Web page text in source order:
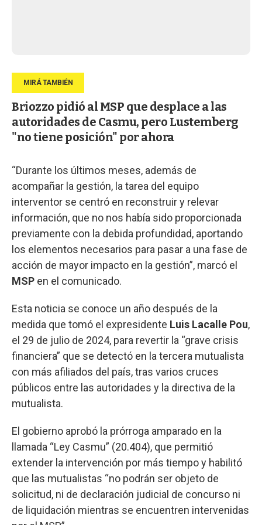
Briozzo pidió al MSP que desplace a las
autoridades de Casmu, pero Lustemberg
"no tiene posición" por ahora
“Durante los últimos meses, además de
acompañar la gestión, la tarea del equipo
interventor se centró en reconstruir y relevar
información, que no nos había sido proporcionada
previamente con la debida profundidad, aportando
los elementos necesarios para pasar a una fase de
acción de mayor impacto en la gestión”, marcó el
MSP en el comunicado.
Esta noticia se conoce un año después de la
medida que tomó el expresidente Luis Lacalle Pou,
el 29 de julio de 2024, para revertir la “grave crisis
financiera” que se detectó en la tercera mutualista
con más afiliados del país, tras varios cruces
públicos entre las autoridades y la directiva de la
mutualista.
El gobierno aprobó la prórroga amparado en la
llamada “Ley Casmu” (20.404), que permitió
extender la intervención por más tiempo y habilitó
que las mutualistas “no podrán ser objeto de
solicitud, ni de declaración judicial de concurso ni
de liquidación mientras se encuentren intervenidas